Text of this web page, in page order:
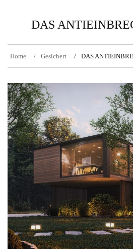
DAS
Home Gesichert DAS